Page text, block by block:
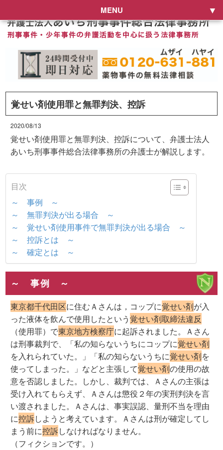
MENU
覚せい剤使用罪と無罪判決、控訴
2020/08/13
覚せい剤使用罪と無罪判決、控訴について、弁護士法人
あいち刑事事件総合法律事務所の弁護士が解説します。
目次
～ 事例 ～
～ 無罪判決が出る場合 ～
～ 覚せい剤使用事件で無罪判決が出る場合 ～
～ 控訴とは ～
～ 確定とは ～
～ 事例 ～
東京都千代田区に住むＡさんは，コップに覚せい剤が入
った液体を飲んで使用したという覚せい剤取締法違反
（使用罪）で東京地方検察庁に起訴されました。Ａさん
は刑事裁判で、「私の知らないうちにコップに覚せい剤
を入れられていた。」「私の知らないうちに覚せい剤を
使ってしまった。」などと主張して覚せい剤の使用の故
意を否認しました。しかし、裁判では、Ａさんの主張は
受け入れてもらえず、Ａさんは懲役２年の実刑判決を言
い渡されました。Ａさんは、事実誤認、量刑不当を理由
に控訴しようと考えています。Ａさんは刑が確定してし
まう前に控訴しなければなりません。
（フィクションです。）